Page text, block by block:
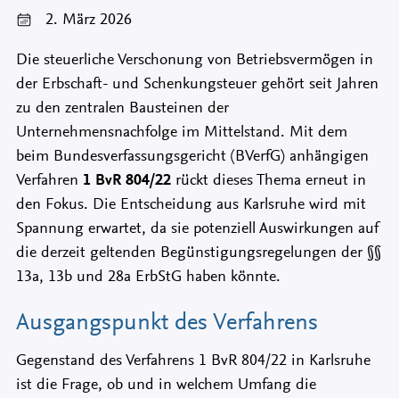
2. März 2026
Die steuerliche Verschonung von Betriebsvermögen in
der Erbschaft- und Schenkungsteuer gehört seit Jahren
zu den zentralen Bausteinen der
Unternehmensnachfolge im Mittelstand. Mit dem
beim Bundesverfassungsgericht (BVerfG) anhängigen
Verfahren 1 BvR 804/22 rückt dieses Thema erneut in
den Fokus. Die Entscheidung aus Karlsruhe wird mit
Spannung erwartet, da sie potenziell Auswirkungen auf
die derzeit geltenden Begünstigungsregelungen der §§
13a, 13b und 28a ErbStG haben könnte.
Ausgangspunkt des Verfahrens
Gegenstand des Verfahrens 1 BvR 804/22 in Karlsruhe
ist die Frage, ob und in welchem Umfang die